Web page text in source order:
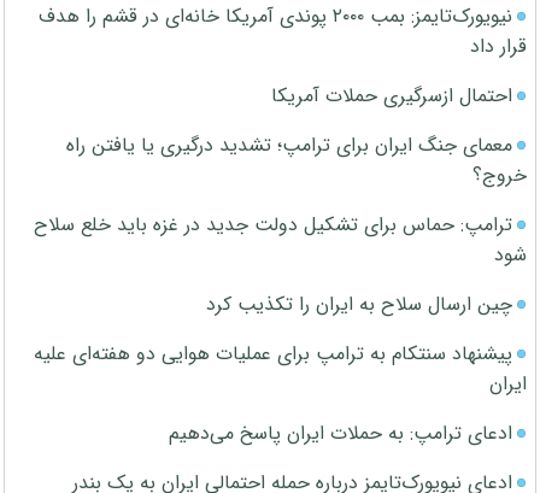
نیویورک‌تایمز: بمب ۲۰۰۰ پوندی آمریکا خانه‌ای در قشم را هدف
قرار داد
احتمال ازسرگیری حملات آمریکا
معمای جنگ ایران برای ترامپ؛ تشدید درگیری یا یافتن راه
خروج؟
ترامپ: حماس برای تشکیل دولت جدید در غزه باید خلع سلاح
شود
چین ارسال سلاح به ایران را تکذیب کرد
پیشنهاد سنتکام به ترامپ برای عملیات هوایی دو هفته‌ای علیه
ایران
ادعای ترامپ: به حملات ایران پاسخ می‌دهیم
ادعای نیویورک‌تایمز درباره حمله احتمالی ایران به یک بندر